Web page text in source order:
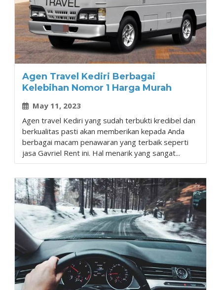
Agen Travel Kediri Berbagai
Kelebihan Nomor 1 Harga Murah
May 11, 2023
Agen travel Kediri yang sudah terbukti kredibel dan
berkualitas pasti akan memberikan kepada Anda
berbagai macam penawaran yang terbaik seperti
jasa Gavriel Rent ini. Hal menarik yang sangat...